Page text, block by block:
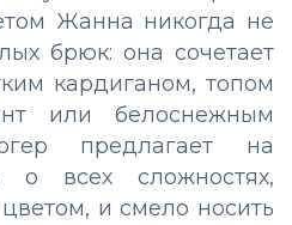
Жанна никогда не
брюк: она сочетает
кардиганом, топом
или белоснежным
предлагает на
о всех сложностях,
и смело носить